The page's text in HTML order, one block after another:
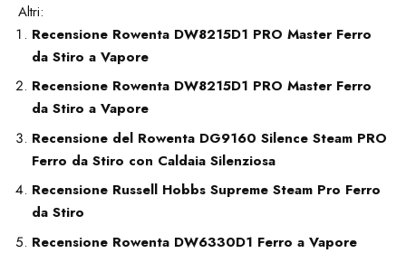
Altri:
Recensione Rowenta DW8215D1 PRO Master Ferro
da Stiro a Vapore
Recensione Rowenta DW8215D1 PRO Master Ferro
da Stiro a Vapore
Recensione del Rowenta DG9160 Silence Steam PRO
Ferro da Stiro con Caldaia Silenziosa
Recensione Russell Hobbs Supreme Steam Pro Ferro
da Stiro
Recensione Rowenta DW6330D1 Ferro a Vapore